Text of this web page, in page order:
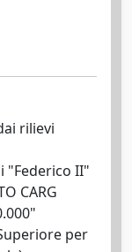
rilievi
"Federico II"
CARG
per